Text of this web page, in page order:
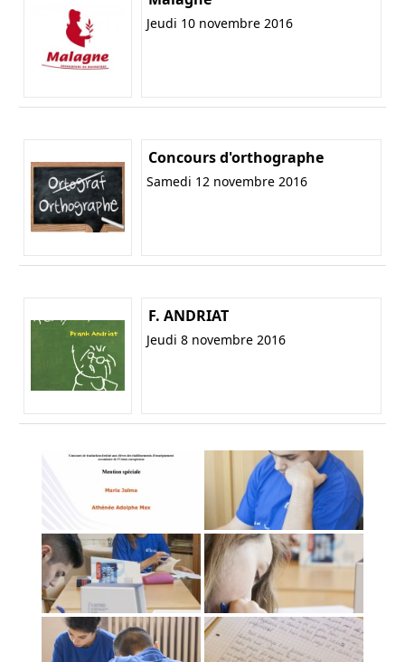
Jeudi 10 novembre 2016
Concours d'orthographe
Samedi 12 novembre 2016
F. ANDRIAT
Jeudi 8 novembre 2016